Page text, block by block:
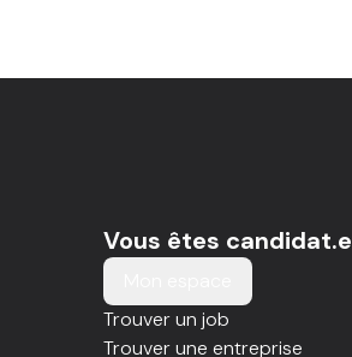
Vous êtes candidat.e
Trouver un job
Trouver une entreprise